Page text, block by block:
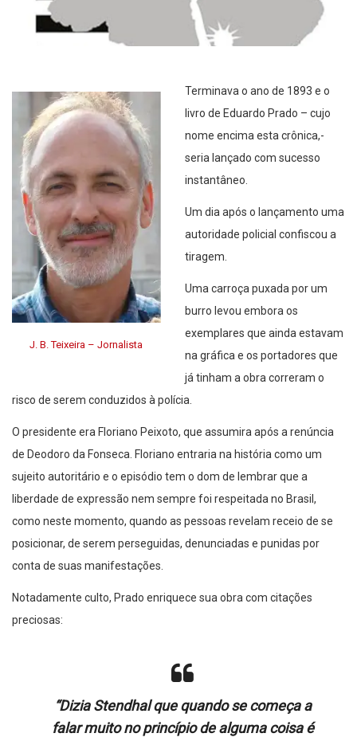
J. B. Teixeira – Jornalista
Terminava o ano de 1893 e o
livro de Eduardo Prado – cujo
nome encima esta crônica,-
seria lançado com sucesso
instantâneo.
Um dia após o lançamento uma
autoridade policial confiscou a
tiragem.
Uma carroça puxada por um
burro levou embora os
exemplares que ainda estavam
na gráfica e os portadores que
já tinham a obra correram o
risco de serem conduzidos à polícia.
O presidente era Floriano Peixoto, que assumira após a renúncia
de Deodoro da Fonseca. Floriano entraria na história como um
sujeito autoritário e o episódio tem o dom de lembrar que a
liberdade de expressão nem sempre foi respeitada no Brasil,
como neste momento, quando as pessoas revelam receio de se
posicionar, de serem perseguidas, denunciadas e punidas por
conta de suas manifestações.
Notadamente culto, Prado enriquece sua obra com citações
preciosas:
“Dizia Stendhal que quando se começa a
falar muito no princípio de alguma coisa é